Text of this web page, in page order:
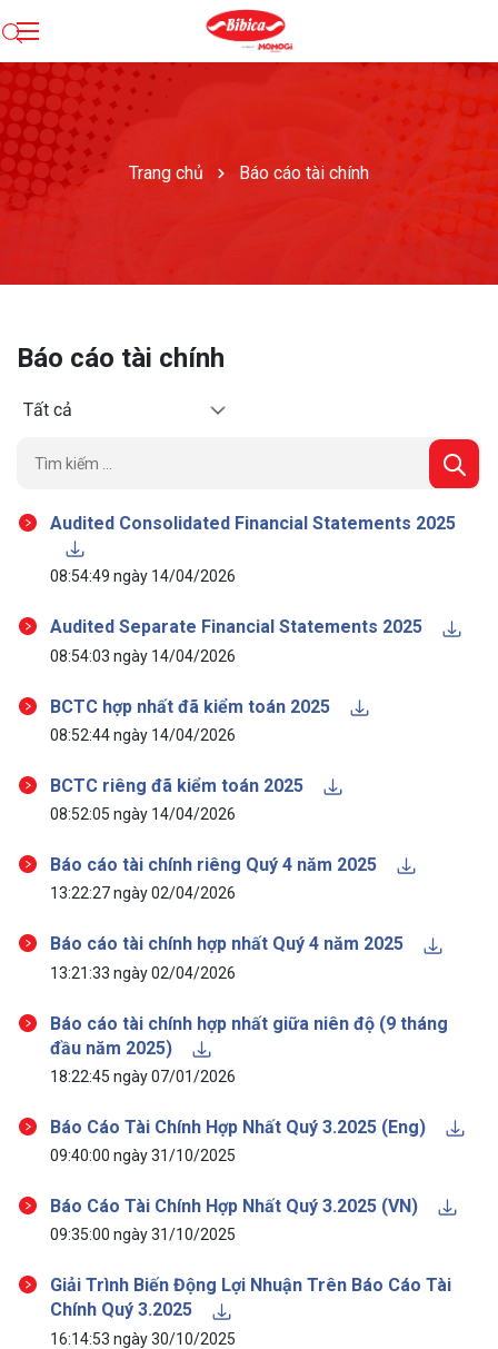
Trang chủ Báo cáo tài chính
Báo cáo tài chính
Tất cả
Audited Consolidated Financial Statements 2025
08:54:49 ngày 14/04/2026
Audited Separate Financial Statements 2025
08:54:03 ngày 14/04/2026
BCTC hợp nhất đã kiểm toán 2025
08:52:44 ngày 14/04/2026
BCTC riêng đã kiểm toán 2025
08:52:05 ngày 14/04/2026
Báo cáo tài chính riêng Quý 4 năm 2025
13:22:27 ngày 02/04/2026
Báo cáo tài chính hợp nhất Quý 4 năm 2025
13:21:33 ngày 02/04/2026
Báo cáo tài chính hợp nhất giữa niên độ (9 tháng
đầu năm 2025)
18:22:45 ngày 07/01/2026
Báo Cáo Tài Chính Hợp Nhất Quý 3.2025 (Eng)
09:40:00 ngày 31/10/2025
Báo Cáo Tài Chính Hợp Nhất Quý 3.2025 (VN)
09:35:00 ngày 31/10/2025
Giải Trình Biến Động Lợi Nhuận Trên Báo Cáo Tài
Chính Quý 3.2025
16:14:53 ngày 30/10/2025